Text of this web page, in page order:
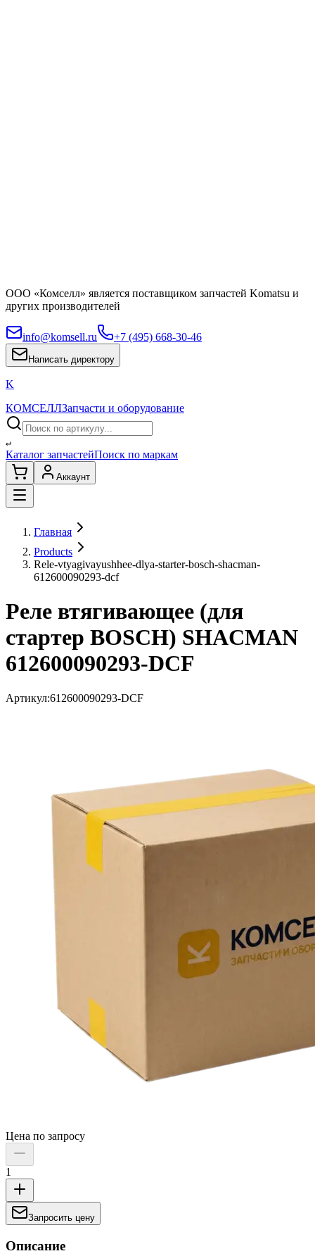
ООО «Комселл» является поставщиком запчастей Komatsu и
других производителей
info@komsell.ru +7 (495) 668-30-46
Написать директору
K
КОМСЕЛЛЗапчасти и оборудование
↵
Каталог запчастейПоиск по маркам
Аккаунт
Главная
Products
Rele-vtyagivayushhee-dlya-starter-bosch-shacman-
612600090293-dcf
Реле втягивающее (для
стартер BOSCH) SHACMAN
612600090293-DCF
Артикул:612600090293-DCF
Цена по запросу
1
Запросить цену
Описание